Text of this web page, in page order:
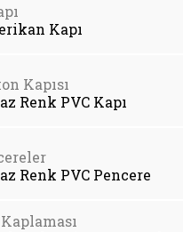
Kapı
Kapısı
Renk PVC Kapı
Renk PVC Pencere
Kaplaması